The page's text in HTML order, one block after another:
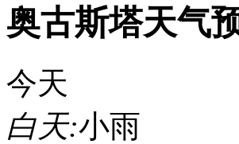
奥古斯塔天气
今天
白天:小雨